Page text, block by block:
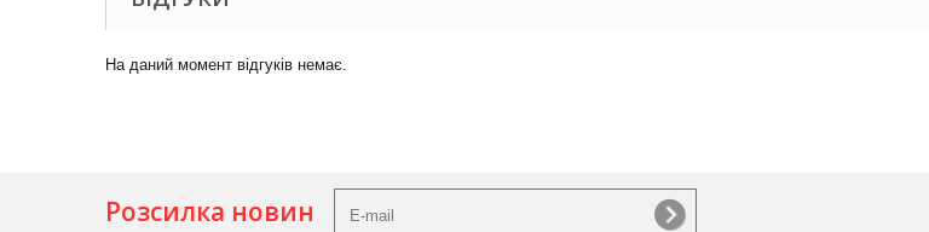
На даний момент відгуків немає.
Розсилка новин